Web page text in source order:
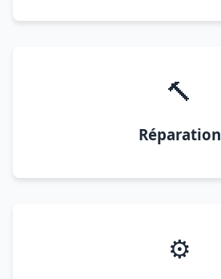
🔨
Réparation
⚙️